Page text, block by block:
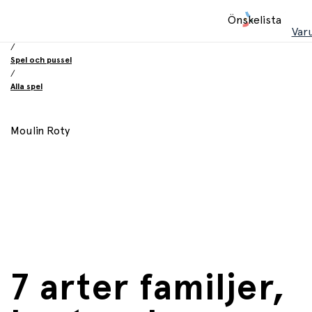
Önskelista
/
Spel och pussel
/
Alla spel
Moulin Roty
7 arter familjer,